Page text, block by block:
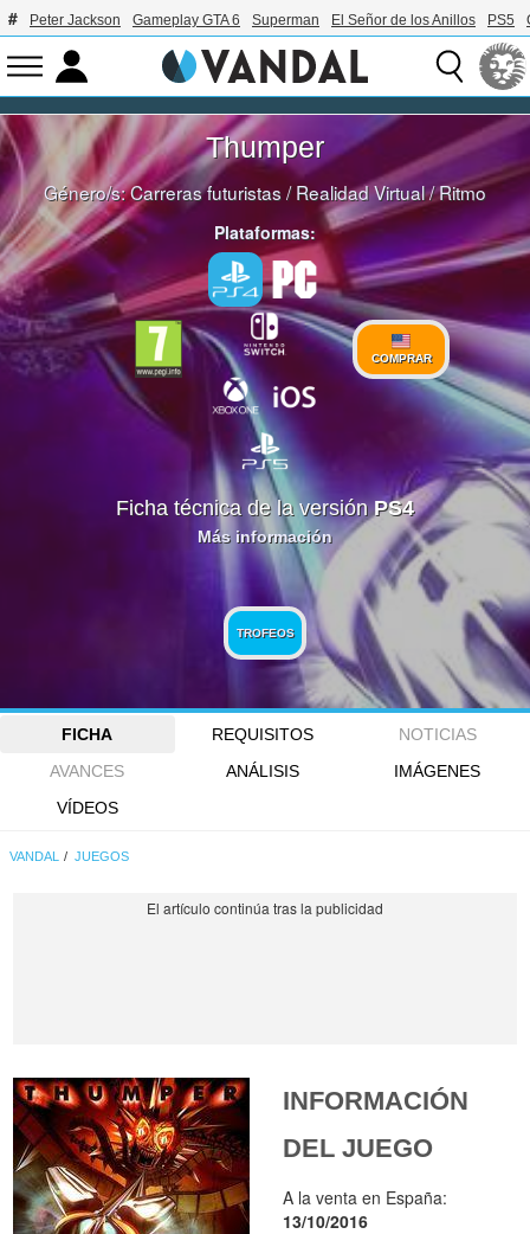
Peter Jackson Gameplay GTA 6 Superman El Señor de los Anillos PS5
Thumper
Género/s:Carreras futuristas/Realidad Virtual/Ritmo
Plataformas:
COMPRAR
Ficha técnica de la versiónPS4
Más información
TROFEOS
FICHA REQUISITOS
NOTICIAS
AVANCES
ANÁLISIS
IMÁGENES
VÍDEOS
VANDAL JUEGOS
INFORMACIÓN
DEL JUEGO
A la venta en España:
13/10/2016